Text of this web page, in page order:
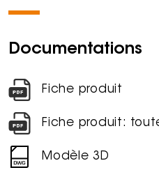
Documentations
Fiche produit
Fiche produit:
Modèle 3D